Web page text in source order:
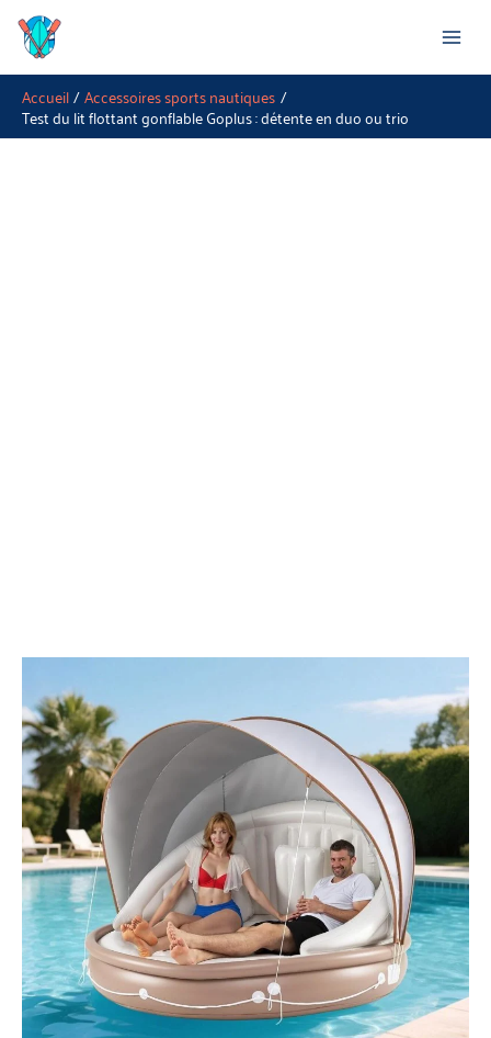
Aller
contenu
Accueil Accessoires sports nautiques
Test du lit flottant gonflable Goplus : détente en duo ou trio
Rechercher